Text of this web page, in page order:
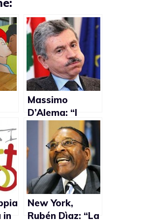
Massimo
D’Alema: “I
diritti gay
possono
attendere,
prima bisogna
riformare lo
Stato e
rimettere in
moto
in
New York,
Rubén Dìaz: “La